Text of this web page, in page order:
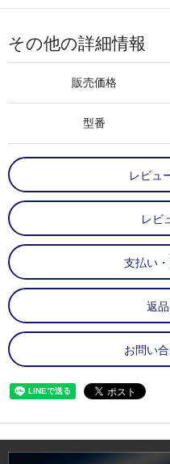
その他の詳細情報
販売価格
型番
レビュ
レビ
支払い
返
お問い